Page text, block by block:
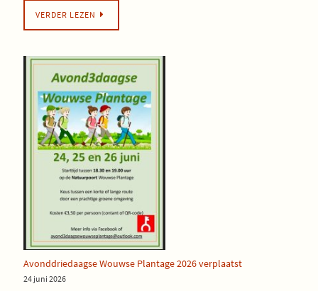
VERDER LEZEN
Avonddriedaagse Wouwse Plantage 2026 verplaatst
24 juni 2026